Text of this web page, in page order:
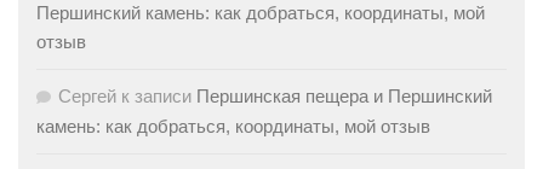
Першинский камень: как добраться, координаты, мой
отзыв
Сергей к записи Першинская пещера и Першинский
камень: как добраться, координаты, мой отзыв